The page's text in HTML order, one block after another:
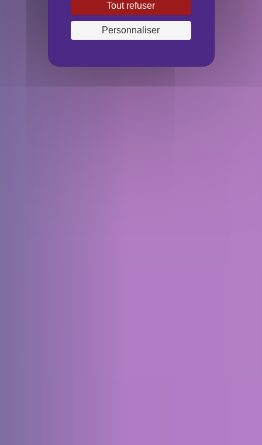
Tout refuser
Personnaliser